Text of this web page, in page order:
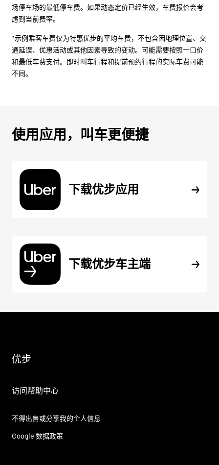
场停车场的最低停车费。如果动态定价已经生效，车费报价会考
虑到当前费率。
*示例乘客车费仅为特惠优步的平均车费，不包含因地理位置、交
通延误、优惠活动或其他因素导致的变动。可能需要按照一口价
和最低车费支付。即时叫车行程和提前预约行程的实际车费可能
不同。
使用应用，叫车更便捷
下载优步应用
下载优步车主端
优步
访问帮助中心
不得出售或分享我的个人信息
Google 数据政策